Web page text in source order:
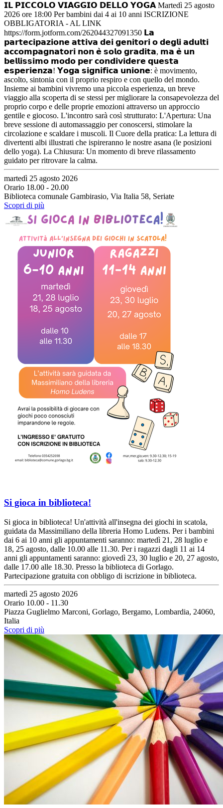
𝗜𝗟 𝗣𝗜𝗖𝗖𝗢𝗟𝗢 𝗩𝗜𝗔𝗚𝗚𝗜𝗢 𝗗𝗘𝗟𝗟𝗢 𝗬𝗢𝗚𝗔 Martedì 25 agosto
2026 ore 18:00 Per bambini dai 4 ai 10 anni ISCRIZIONE
OBBLIGATORIA - AL LINK
https://form.jotform.com/262044327091350 𝗟𝗮
𝗽𝗮𝗿𝘁𝗲𝗰𝗶𝗽𝗮𝘇𝗶𝗼𝗻𝗲 𝗮𝘁𝘁𝗶𝘃𝗮 𝗱𝗲𝗶 𝗴𝗲𝗻𝗶𝘁𝗼𝗿𝗶 𝗼 𝗱𝗲𝗴𝗹𝗶 𝗮𝗱𝘂𝗹𝘁𝗶
𝗮𝗰𝗰𝗼𝗺𝗽𝗮𝗴𝗻𝗮𝘁𝗼𝗿𝗶 𝗻𝗼𝗻 𝗲̀ 𝘀𝗼𝗹𝗼 𝗴𝗿𝗮𝗱𝗶𝘁𝗮, 𝗺𝗮 𝗲̀ 𝘂𝗻
𝗯𝗲𝗹𝗹𝗶𝘀𝘀𝗶𝗺𝗼 𝗺𝗼𝗱𝗼 𝗽𝗲𝗿 𝗰𝗼𝗻𝗱𝗶𝘃𝗶𝗱𝗲𝗿𝗲 𝗾𝘂𝗲𝘀𝘁𝗮
𝗲𝘀𝗽𝗲𝗿𝗶𝗲𝗻𝘇𝗮! 𝗬𝗼𝗴𝗮 𝘀𝗶𝗴𝗻𝗶𝗳𝗶𝗰𝗮 𝘂𝗻𝗶𝗼𝗻𝗲: è movimento,
ascolto, sintonia con il proprio respiro e con quello del mondo.
Insieme ai bambini vivremo una piccola esperienza, un breve
viaggio alla scoperta di se stessi per migliorare la consapevolezza del
proprio corpo e delle proprie emozioni attraverso un approccio
gentile e giocoso. L'incontro sarà così strutturato: L'Apertura: Una
breve sessione di automassaggio per conoscersi, stimolare la
circolazione e scaldare i muscoli. Il Cuore della pratica: La lettura di
divertenti albi illustrati che ispireranno le nostre asana (le posizioni
dello yoga). La Chiusura: Un momento di breve rilassamento
guidato per ritrovare la calma.
martedì 25 agosto 2026
Orario 18.00 - 20.00
Biblioteca comunale Gambirasio, Via Italia 58, Seriate
Scopri di più
Si gioca in biblioteca!
Si gioca in biblioteca! Un'attività all'insegna dei giochi in scatola,
guidata da Massimiliano della libreria Homo Ludens. Per i bambini
dai 6 ai 10 anni gli appuntamenti saranno: martedì 21, 28 luglio e
18, 25 agosto, dalle 10.00 alle 11.30. Per i ragazzi dagli 11 ai 14
anni gli appuntamenti saranno: giovedì 23, 30 luglio e 20, 27 agosto,
dalle 17.00 alle 18.30. Presso la biblioteca di Gorlago.
Partecipazione gratuita con obbligo di iscrizione in biblioteca.
martedì 25 agosto 2026
Orario 10.00 - 11.30
Piazza Guglielmo Marconi, Gorlago, Bergamo, Lombardia, 24060,
Italia
Scopri di più